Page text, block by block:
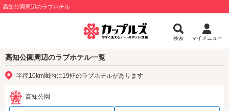
高知公園周辺のラブホテル
検索 マイメニュー
高知公園周辺のラブホテル一覧
半径10km圏内に19軒のラブホテルがあります
高知公園